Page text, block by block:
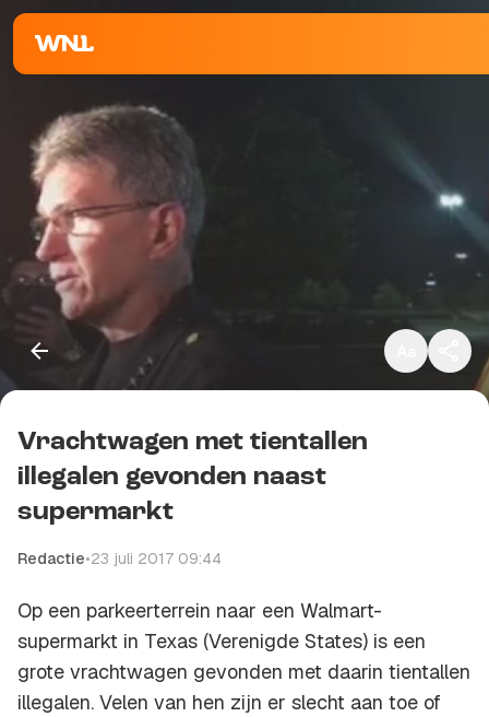
Kopieer link
Vrachtwagen met tientallen
illegalen gevonden naast
supermarkt
Redactie•23 juli 2017 09:44
Op een parkeerterrein naar een Walmart-
supermarkt in Texas (Verenigde States) is een
grote vrachtwagen gevonden met daarin tientallen
illegalen. Velen van hen zijn er slecht aan toe of